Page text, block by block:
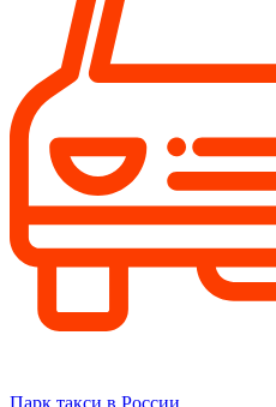
Парк такси в России